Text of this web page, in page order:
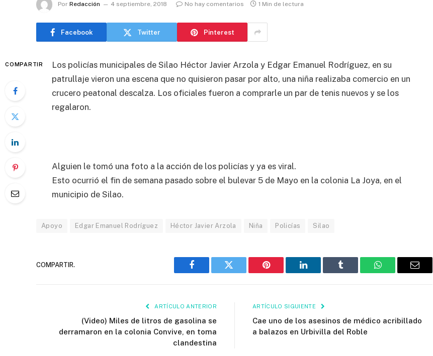
Por Redacción 4 septiembre, 2018 No hay comentarios 1 Min de lectura
Facebook Twitter Pinterest
COMPARTIR
Los policías municipales de Silao Héctor Javier Arzola y Edgar Emanuel Rodríguez, en su
patrullaje vieron una escena que no quisieron pasar por alto, una niña realizaba comercio en un
crucero peatonal descalza. Los oficiales fueron a comprarle un par de tenis nuevos y se los
regalaron.
Alguien le tomó una foto a la acción de los policías y ya es viral.
Esto ocurrió el fin de semana pasado sobre el bulevar 5 de Mayo en la colonia La Joya, en el
municipio de Silao.
Apoyo Edgar Emanuel Rodríguez Héctor Javier Arzola Niña Policías Silao
COMPARTIR.
Facebook Twitter Pinterest LinkedIn Tumblr WhatsAppEmail
ARTÍCULO ANTERIOR
(Video) Miles de litros de gasolina se
derramaron en la colonia Convive, en toma
clandestina
ARTÍCULO SIGUIENTE
Cae uno de los asesinos de médico acribillado
a balazos en Urbivilla del Roble